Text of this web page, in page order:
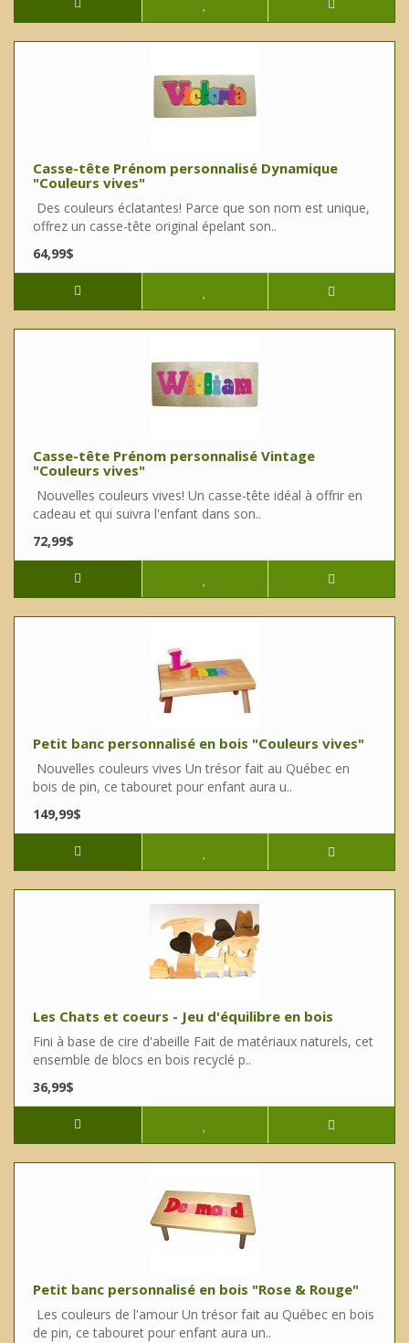
Casse-tête Prénom personnalisé Dynamique
"Couleurs vives"
Des couleurs éclatantes! Parce que son nom est unique,
offrez un casse-tête original épelant son..
64,99$
Casse-tête Prénom personnalisé Vintage
"Couleurs vives"
Nouvelles couleurs vives! Un casse-tête idéal à offrir en
cadeau et qui suivra l'enfant dans son..
72,99$
Petit banc personnalisé en bois "Couleurs vives"
Nouvelles couleurs vives Un trésor fait au Québec en
bois de pin, ce tabouret pour enfant aura u..
149,99$
Les Chats et coeurs - Jeu d'équilibre en bois
Fini à base de cire d'abeille Fait de matériaux naturels, cet
ensemble de blocs en bois recyclé p..
36,99$
Petit banc personnalisé en bois "Rose & Rouge"
Les couleurs de l'amour Un trésor fait au Québec en bois
de pin, ce tabouret pour enfant aura un..